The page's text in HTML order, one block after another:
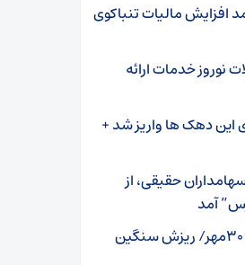
افزایش مالیات تنباکوی
نوروز خدمات ارائه
این دهک ها واریز شد +
حقیقی، از
آمد
قیمت طلا امروز چهارشنبه ۳۰مهر/ ریزش سنگین